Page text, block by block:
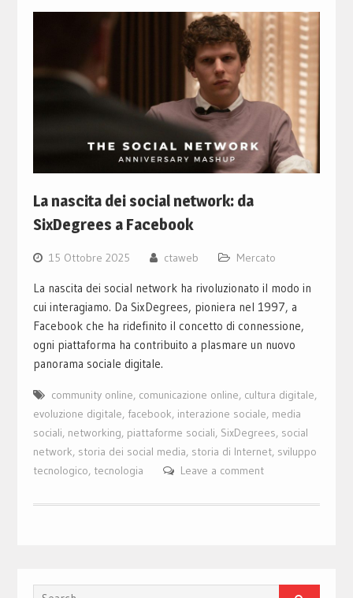
La nascita dei social network: da
SixDegrees a Facebook
15 Ottobre 2025 ctaweb Mercato
La nascita dei social network ha rivoluzionato il modo in
cui interagiamo. Da SixDegrees, pioniera nel 1997, a
Facebook che ha ridefinito il concetto di connessione,
ogni piattaforma ha contribuito a plasmare un nuovo
panorama sociale digitale.
community online, comunicazione online, cultura digitale,
evoluzione digitale, facebook, interazione sociale, media
sociali, networking, piattaforme sociali, SixDegrees, social
network, storia dei social media, storia di Internet, sviluppo
tecnologico, tecnologia Leave a comment
Search